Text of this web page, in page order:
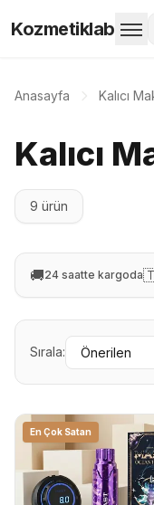
Kozmetiklab
Anasayfa Kalıcı
Kalıcı
9 ürün
🚚24 saatte kargoda
Sırala:
En Çok Satan